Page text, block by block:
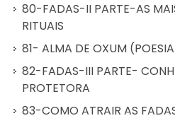
80-FADAS-II PARTE-AS
RITUAIS
81- ALMA DE OXUM
82-FADAS-III PARTE-
PROTETORA
83-COMO ATRAIR AS